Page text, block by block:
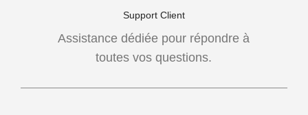
Support Client
Assistance dédiée pour répondre à
toutes vos questions.